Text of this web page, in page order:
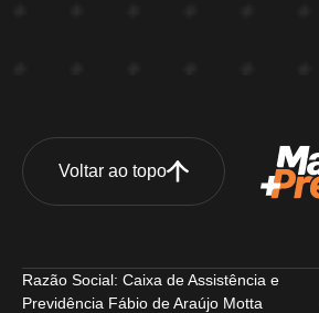
Voltar ao topo
Razão Social: Caixa de Assistência e
Previdência Fábio de Araújo Motta